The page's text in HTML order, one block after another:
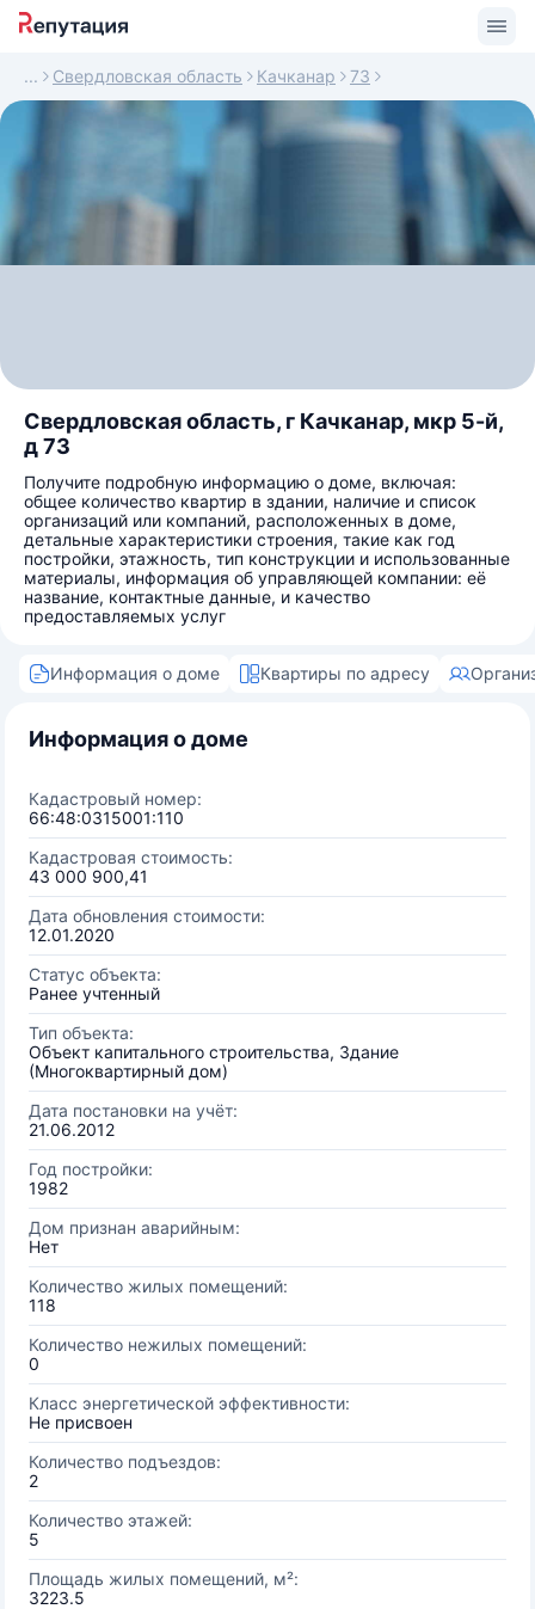
Свердловская область Качканар 73
Свердловская область, г Качканар, мкр 5-й,
д 73
Получите подробную информацию о доме, включая:
общее количество квартир в здании, наличие и список
организаций или компаний, расположенных в доме,
детальные характеристики строения, такие как год
постройки, этажность, тип конструкции и использованные
материалы, информация об управляющей компании: её
название, контактные данные, и качество
предоставляемых услуг
Информация о доме Квартиры по адресу
Информация о доме
Кадастровый номер:
66:48:0315001:110
Кадастровая стоимость:
43 000 900,41
Дата обновления стоимости:
12.01.2020
Статус объекта:
Ранее учтенный
Тип объекта:
Объект капитального строительства, Здание
(Многоквартирный дом)
Дата постановки на учёт:
21.06.2012
Год постройки:
1982
Дом признан аварийным:
Нет
Количество жилых помещений:
118
Количество нежилых помещений:
0
Класс энергетической эффективности:
Не присвоен
Количество подъездов:
2
Количество этажей:
5
Площадь жилых помещений, м²:
3223.5